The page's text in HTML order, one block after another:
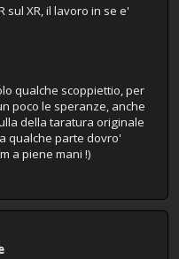
sul XR, il lavoro in se e'
qualche scoppiettio, per
poco le speranze, anche
della taratura originale
qualche parte dovro'
a piene mani !)